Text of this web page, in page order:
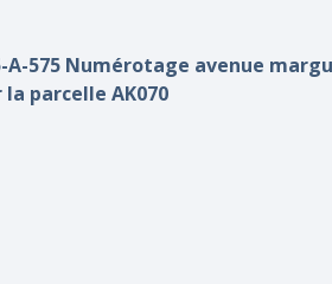
A-575 Numérotage avenue
la parcelle AK070